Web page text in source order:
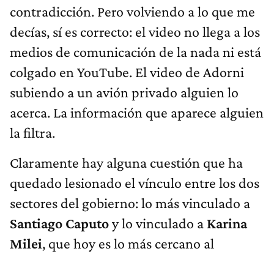
contradicción. Pero volviendo a lo que me
decías, sí es correcto: el video no llega a los
medios de comunicación de la nada ni está
colgado en YouTube. El video de Adorni
subiendo a un avión privado alguien lo
acerca. La información que aparece alguien
la filtra.
Claramente hay alguna cuestión que ha
quedado lesionado el vínculo entre los dos
sectores del gobierno: lo más vinculado a
Santiago Caputoy lo vinculado a Karina
Milei, que hoy es lo más cercano al